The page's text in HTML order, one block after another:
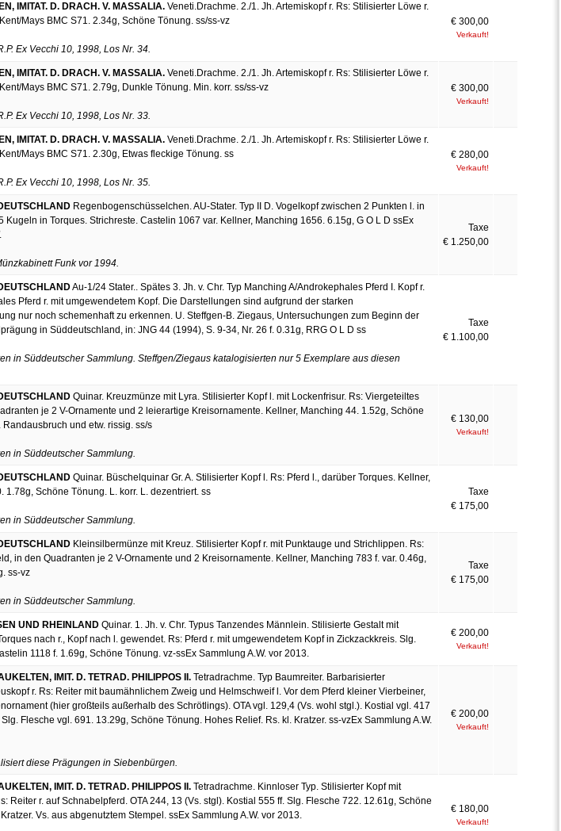
IMITAT. D. DRACH. V. MASSALIA.Veneti.Drachme. 2./1. Jh. Artemiskopf r. Rs: Stilisierter Löwe r.
Mays BMC S71. 2.34g, Schöne Tönung. ss/ss-vz
Ex Vecchi 10, 1998, Los Nr. 34.
€ 300,00
Verkauft!
IMITAT. D. DRACH. V. MASSALIA.Veneti.Drachme. 2./1. Jh. Artemiskopf r. Rs: Stilisierter Löwe r.
Mays BMC S71. 2.79g, Dunkle Tönung. Min. korr. ss/ss-vz
Ex Vecchi 10, 1998, Los Nr. 33.
€ 300,00
Verkauft!
IMITAT. D. DRACH. V. MASSALIA.Veneti.Drachme. 2./1. Jh. Artemiskopf r. Rs: Stilisierter Löwe r.
Mays BMC S71. 2.30g, Etwas fleckige Tönung. ss
Ex Vecchi 10, 1998, Los Nr. 35.
€ 280,00
Verkauft!
Regenbogenschüsselchen. AU-Stater. Typ II D. Vogelkopf zwischen 2 Punkten l. in
Kugeln in Torques. Strichreste. Castelin 1067 var. Kellner, Manching 1656. 6.15g, G O L D ssEx
Funk vor 1994.
Taxe
€ 1.250,00
Au-1/24 Stater.. Spätes 3. Jh. v. Chr. Typ Manching A/Androkephales Pferd I. Kopf r.
Pferd r. mit umgewendetem Kopf. Die Darstellungen sind aufgrund der starken
nur noch schemenhaft zu erkennen. U. Steffgen-B. Ziegaus, Untersuchungen zum Beginn der
in Süddeutschland, in: JNG 44 (1994), S. 9-34, Nr. 26 f. 0.31g, RRG O L D ss
in Süddeutscher Sammlung. Steffgen/Ziegaus katalogisierten nur 5 Exemplare aus diesen
Taxe
€ 1.100,00
Quinar. Kreuzmünze mit Lyra. Stilisierter Kopf l. mit Lockenfrisur. Rs: Viergeteiltes
je 2 V-Ornamente und 2 leierartige Kreisornamente. Kellner, Manching 44. 1.52g, Schöne
Randausbruch und etw. rissig. ss/s
in Süddeutscher Sammlung.
€ 130,00
Verkauft!
Quinar. Büschelquinar Gr. A. Stilisierter Kopf l. Rs: Pferd l., darüber Torques. Kellner,
1.78g, Schöne Tönung. L. korr. L. dezentriert. ss
in Süddeutscher Sammlung.
Taxe
€ 175,00
Kleinsilbermünze mit Kreuz. Stilisierter Kopf r. mit Punktauge und Strichlippen. Rs:
in den Quadranten je 2 V-Ornamente und 2 Kreisornamente. Kellner, Manching 783 f. var. 0.46g,
ss-vz
in Süddeutscher Sammlung.
Taxe
€ 175,00
UND RHEINLANDQuinar. 1. Jh. v. Chr. Typus Tanzendes Männlein. Stilisierte Gestalt mit
nach r., Kopf nach l. gewendet. Rs: Pferd r. mit umgewendetem Kopf in Zickzackkreis. Slg.
1118 f. 1.69g, Schöne Tönung. vz-ssEx Sammlung A.W. vor 2013.
€ 200,00
Verkauft!
IMIT. D. TETRAD. PHILIPPOS II.Tetradrachme. Typ Baumreiter. Barbarisierter
r. Rs: Reiter mit baumähnlichem Zweig und Helmschweif l. Vor dem Pferd kleiner Vierbeiner,
(hier großteils außerhalb des Schrötlings). OTA vgl. 129,4 (Vs. wohl stgl.). Kostial vgl. 417
Flesche vgl. 691. 13.29g, Schöne Tönung. Hohes Relief. Rs. kl. Kratzer. ss-vzEx Sammlung A.W.
diese Prägungen in Siebenbürgen.
€ 200,00
Verkauft!
IMIT. D. TETRAD. PHILIPPOS II.Tetradrachme. Kinnloser Typ. Stilisierter Kopf mit
Reiter r. auf Schnabelpferd. OTA 244, 13 (Vs. stgl). Kostial 555 ff. Slg. Flesche 722. 12.61g, Schöne
Vs. aus abgenutztem Stempel. ssEx Sammlung A.W. vor 2013.
€ 180,00
Verkauft!